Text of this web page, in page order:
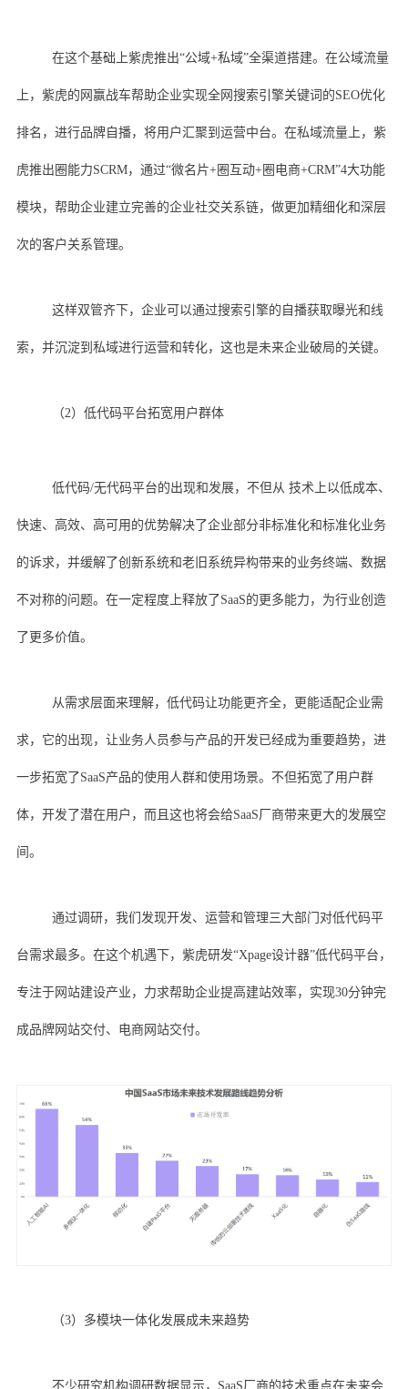
在这个基础上紫虎推出“公域+私域”全渠道搭建。在公域流量
上，紫虎的网赢战车帮助企业实现全网搜索引擎关键词的SEO优化
排名，进行品牌自播，将用户汇聚到运营中台。在私域流量上，紫
虎推出圈能力SCRM，通过“微名片+圈互动+圈电商+CRM”4大功能
模块，帮助企业建立完善的企业社交关系链，做更加精细化和深层
次的客户关系管理。
这样双管齐下，企业可以通过搜索引擎的自播获取曝光和线
索，并沉淀到私域进行运营和转化，这也是未来企业破局的关键。
（2）低代码平台拓宽用户群体
低代码/无代码平台的出现和发展，不但从 技术上以低成本、
快速、高效、高可用的优势解决了企业部分非标准化和标准化业务
的诉求，并缓解了创新系统和老旧系统异构带来的业务终端、数据
不对称的问题。在一定程度上释放了SaaS的更多能力，为行业创造
了更多价值。
从需求层面来理解，低代码让功能更齐全，更能适配企业需
求，它的出现，让业务人员参与产品的开发已经成为重要趋势，进
一步拓宽了SaaS产品的使用人群和使用场景。不但拓宽了用户群
体，开发了潜在用户，而且这也将会给SaaS厂商带来更大的发展空
间。
通过调研，我们发现开发、运营和管理三大部门对低代码平
台需求最多。在这个机遇下，紫虎研发“Xpage设计器”低代码平台，
专注于网站建设产业，力求帮助企业提高建站效率，实现30分钟完
成品牌网站交付、电商网站交付。
（3）多模块一体化发展成未来趋势
不少研究机构调研数据显示，SaaS厂商的技术重点在未来会